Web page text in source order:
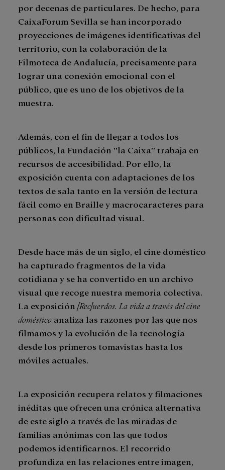
por decenas de particulares. De hecho, para
CaixaForum Sevilla se han incorporado
proyecciones de imágenes identificativas del
territorio, con la colaboración de la
Filmoteca de Andalucía, precisamente para
lograr una conexión emocional con el
público, que es uno de los objetivos de la
muestra.
Además, con el fin de llegar a todos los
públicos, la Fundación ”la Caixa” trabaja en
recursos de accesibilidad. Por ello, la
exposición cuenta con adaptaciones de los
textos de sala tanto en la versión de lectura
fácil como en Braille y macrocaracteres para
personas con dificultad visual.
Desde hace más de un siglo, el cine doméstico
ha capturado fragmentos de la vida
cotidiana y se ha convertido en un archivo
visual que recoge nuestra memoria colectiva.
La exposición [Rec]uerdos. La vida a través del cine
doméstico analiza las razones por las que nos
filmamos y la evolución de la tecnología
desde los primeros tomavistas hasta los
móviles actuales.
La exposición recupera relatos y filmaciones
inéditas que ofrecen una crónica alternativa
de este siglo a través de las miradas de
familias anónimas con las que todos
podemos identificarnos. El recorrido
profundiza en las relaciones entre imagen,